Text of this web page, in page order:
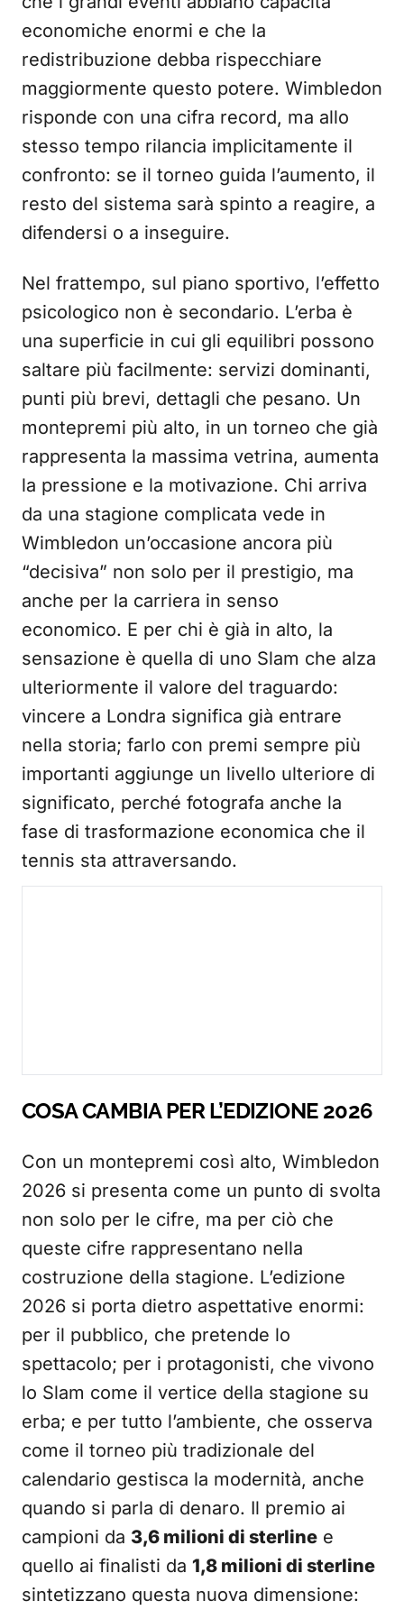
economiche enormi e che la
redistribuzione debba rispecchiare
maggiormente questo potere. Wimbledon
risponde con una cifra record, ma allo
stesso tempo rilancia implicitamente il
confronto: se il torneo guida l’aumento, il
resto del sistema sarà spinto a reagire, a
difendersi o a inseguire.
Nel frattempo, sul piano sportivo, l’effetto
psicologico non è secondario. L’erba è
una superficie in cui gli equilibri possono
saltare più facilmente: servizi dominanti,
punti più brevi, dettagli che pesano. Un
montepremi più alto, in un torneo che già
rappresenta la massima vetrina, aumenta
la pressione e la motivazione. Chi arriva
da una stagione complicata vede in
Wimbledon un’occasione ancora più
“decisiva” non solo per il prestigio, ma
anche per la carriera in senso
economico. E per chi è già in alto, la
sensazione è quella di uno Slam che alza
ulteriormente il valore del traguardo:
vincere a Londra significa già entrare
nella storia; farlo con premi sempre più
importanti aggiunge un livello ulteriore di
significato, perché fotografa anche la
fase di trasformazione economica che il
tennis sta attraversando.
COSA CAMBIA PER L’EDIZIONE 2026
Con un montepremi così alto, Wimbledon
2026 si presenta come un punto di svolta
non solo per le cifre, ma per ciò che
queste cifre rappresentano nella
costruzione della stagione. L’edizione
2026 si porta dietro aspettative enormi:
per il pubblico, che pretende lo
spettacolo; per i protagonisti, che vivono
lo Slam come il vertice della stagione su
erba; e per tutto l’ambiente, che osserva
come il torneo più tradizionale del
calendario gestisca la modernità, anche
quando si parla di denaro. Il premio ai
campioni da 3,6 milioni di sterline e
quello ai finalisti da 1,8 milioni di sterline
sintetizzano questa nuova dimensione: